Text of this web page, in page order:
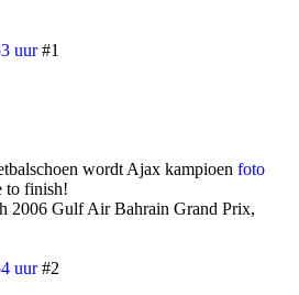
uur #1
wordt Ajax kampioen foto
to finish!
2006 Gulf Air Bahrain Grand Prix,
uur #2